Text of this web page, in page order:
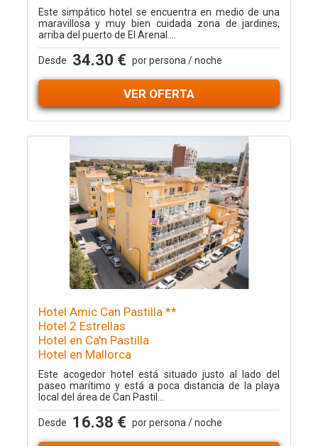
Este simpático hotel se encuentra en medio de una
maravillosa y muy bien cuidada zona de jardines,
arriba del puerto de El Arenal....
Desde 34.30 € por persona / noche
VER OFERTA
Hotel Amic Can Pastilla **
Hotel 2 Estrellas
Hotel en Ca'n Pastilla
Hotel en Mallorca
Este acogedor hotel está situado justo al lado del
paseo marítimo y está a poca distancia de la playa
local del área de Can Pastil...
Desde 16.38 € por persona / noche